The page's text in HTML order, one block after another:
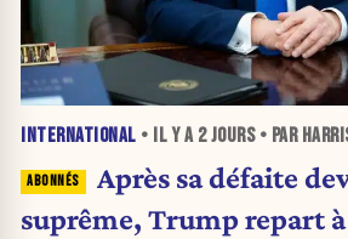
INTERNATIONAL • IL Y A 2 JOURS• PAR
Après sa défaite
suprême, Trump repart